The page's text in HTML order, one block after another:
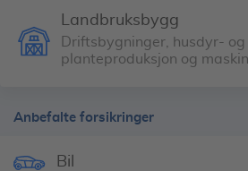
Landbruksbygg
Driftsbygninger, husdyr- og
planteproduksjon og
Anbefalte forsikringer
Bil